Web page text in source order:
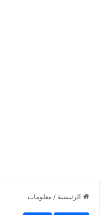
الرئيسية / معلومات